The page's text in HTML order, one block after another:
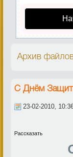
Архив
С Днём
23-02-2010,
Рассказать